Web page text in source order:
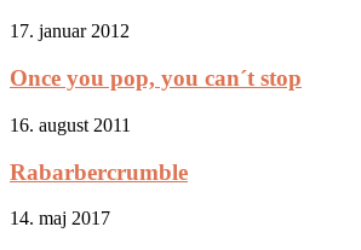
17. januar 2012
Once you pop, you can´t stop
16. august 2011
Rabarbercrumble
14. maj 2017